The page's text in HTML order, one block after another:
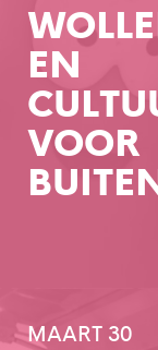
EN
VOOR
MAART 30